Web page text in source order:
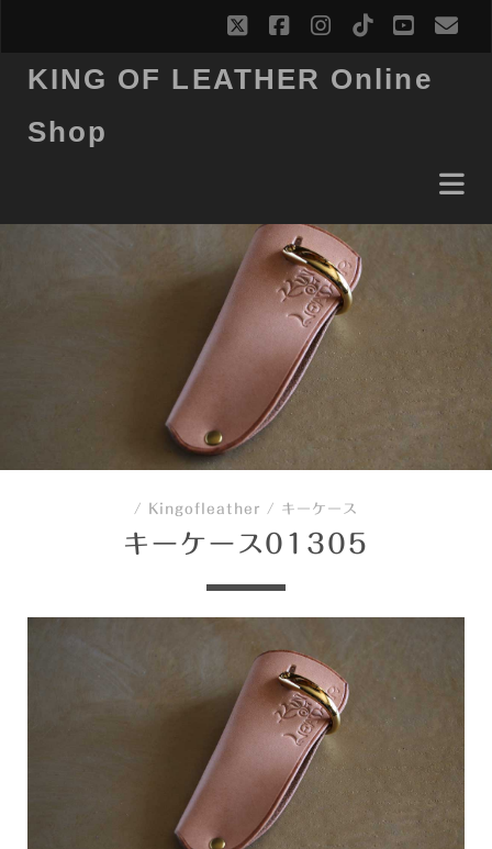
twitterfacebookinstagram
tiktok
KING OF LEATHER Online
Shop
/ Kingofleather / キーケース
キーケース01305